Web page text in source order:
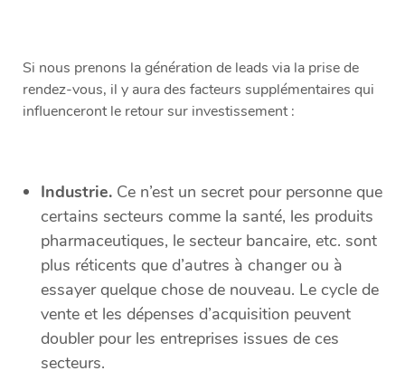
Si nous prenons la génération de leads via la prise de
rendez-vous, il y aura des facteurs supplémentaires qui
influenceront le retour sur investissement :
Industrie. Ce n’est un secret pour personne que
certains secteurs comme la santé, les produits
pharmaceutiques, le secteur bancaire, etc. sont
plus réticents que d’autres à changer ou à
essayer quelque chose de nouveau. Le cycle de
vente et les dépenses d’acquisition peuvent
doubler pour les entreprises issues de ces
secteurs.